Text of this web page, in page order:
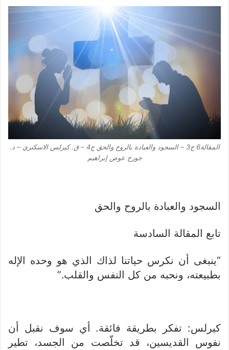
المقالة6 ج3 – السجود والعبادة بالروح والحق ج4 – ق. كيرلس الاسكنري – د.
جورج عوض إبراهيم
السجود والعبادة بالروح والحق
تابع المقالة السادسة
“ينبغى أن نكرس حياتنا لذاك الذي هو وحده الإله
بطبيعته، ونحبه من كل النفس والقلب.”
كيرلس: تفكر بطريقة فائقة. أي سوف نقبل أن
نفوس القديسين، قد تخلّصت من الجسد، تطير